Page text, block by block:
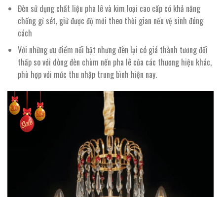
Đèn sử dụng chất liệu pha lê và kim loại cao cấp có khả năng
chống gỉ sét, giữ được độ mới theo thời gian nếu vệ sinh đúng
cách
Với những ưu điểm nổi bật nhưng đèn lại có giá thành tương đối
thấp so với dòng đèn chùm nến pha lê của các thương hiệu khác,
phù hợp với mức thu nhập trung bình hiện nay.